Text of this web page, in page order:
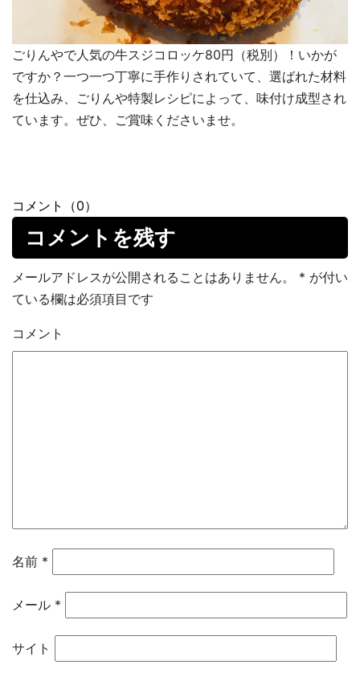
ごりんやで人気の牛スジコロッケ80円（税別）！いかが
ですか？一つ一つ丁寧に手作りされていて、選ばれた材料
を仕込み、ごりんや特製レシピによって、味付け成型され
ています。ぜひ、ご賞味くださいませ。
コメント（0）
コメントを残す
メールアドレスが公開されることはありません。 * が付い
ている欄は必須項目です
コメント
名前 *
メール *
サイト